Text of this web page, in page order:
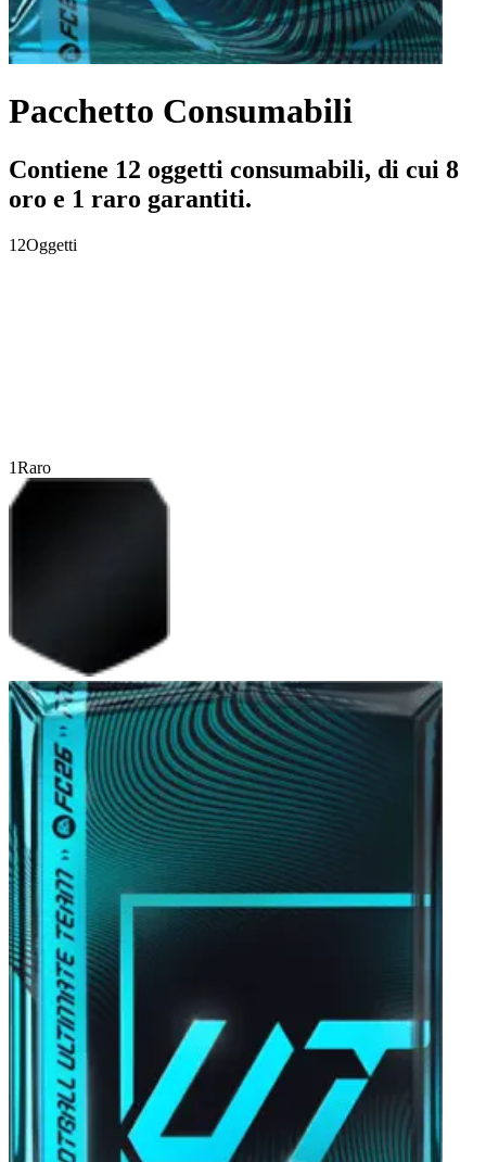
Pacchetto Consumabili
Contiene 12 oggetti consumabili, di cui 8
oro e 1 raro garantiti.
12Oggetti
1Raro